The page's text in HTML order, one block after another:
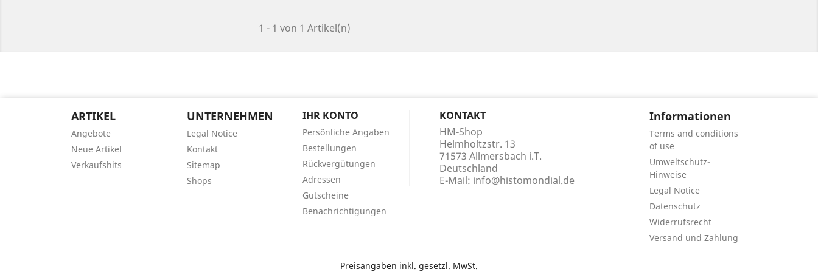
1 - 1 von 1 Artikel(n)
ARTIKEL
Angebote
Neue Artikel
Verkaufshits
UNTERNEHMEN
Legal Notice
Kontakt
Sitemap
Shops
IHR KONTO
Persönliche Angaben
Bestellungen
Rückvergütungen
Adressen
Gutscheine
Benachrichtigungen
KONTAKT
HM-Shop
Helmholtzstr. 13
71573 Allmersbach i.T.
Deutschland
E-Mail: info@histomondial.de
Informationen
Terms and conditions
of use
Umweltschutz-
Hinweise
Legal Notice
Datenschutz
Widerrufsrecht
Versand und Zahlung
Preisangaben inkl. gesetzl. MwSt.